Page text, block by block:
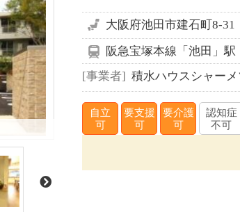
大阪府池田市建石町8-31
阪急宝塚本線「池田」
事業者
積水ハウスシャー
自立
可
要支援
可
要介護
可
認知症
不可